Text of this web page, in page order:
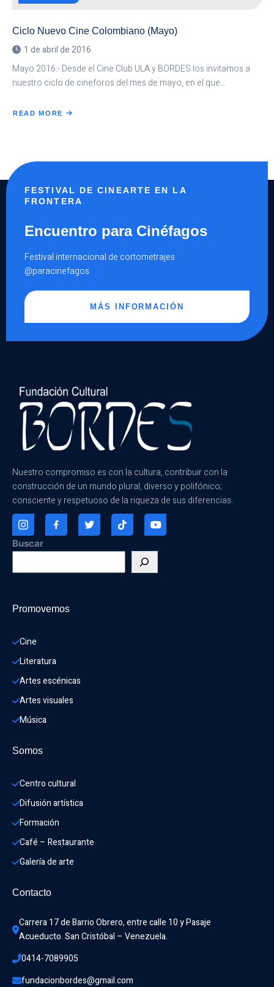
Ciclo Nuevo Cine Colombiano (Mayo)
1 de abril de 2016
Mayo 2016.- Desde el Cine Club ULA y BORDES los invitamos a
nuestro ciclo de cineforos del mes de mayo, en el que…
READ MORE
ABOUT
FESTIVAL DE CINEARTE EN LA
FRONTERA
Encuentro para Cinéfagos
Festival internacional de cortometrajes
@paracinefagos
MÁS INFORMACIÓN
Nuestro compromiso es con la cultura, contribuir con la
construcción de un mundo plural, diverso y polifónico;
consciente y respetuoso de la riqueza de sus diferencias.
Buscar
Promovemos
Cine
Literatura
Artes escénicas
Artes visuales
Música
Somos
Centro cultural
Difusión artística
Formación
Café – Restaurante
Galería de arte
Contacto
Carrera 17 de Barrio Obrero, entre calle 10 y Pasaje
Acueducto. San Cristóbal – Venezuela.
0414-7089905
fundacionbordes@gmail.com